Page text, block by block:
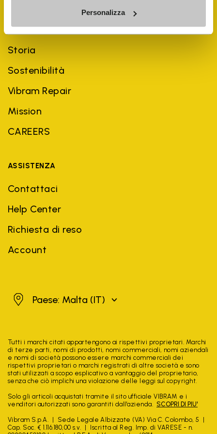
Personalizza
AZIENDA
Storia
Sostenibilità
Vibram Repair
Mission
CAREERS
ASSISTENZA
Contattaci
Help Center
Richiesta di reso
Account
MaltaPaese: Malta (IT)
Tutti i marchi citati appartengono ai rispettivi proprietari. Marchi
di terze parti, nomi di prodotti, nomi commerciali, nomi aziendali
e nomi di società possono essere marchi commerciali dei
rispettivi proprietari o marchi registrati di altre società e sono
stati utilizzati a scopo esplicativo a vantaggio del proprietario,
senza che ciò implichi una violazione delle leggi sul copyright.
Solo gli articoli acquistati tramite il sito ufficiale VIBRAM e i
venditori autorizzati sono garantiti dall'azienda. SCOPRI DI PIU'
Vibram S.p.A.
Sede Legale Albizzate (VA) Via C. Colombo, 5
Cap. Soc. € 1.116.180,00 s.v.
Iscritta al Reg. Imp. di VARESE - n.